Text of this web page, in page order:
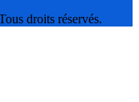
droits réservés.